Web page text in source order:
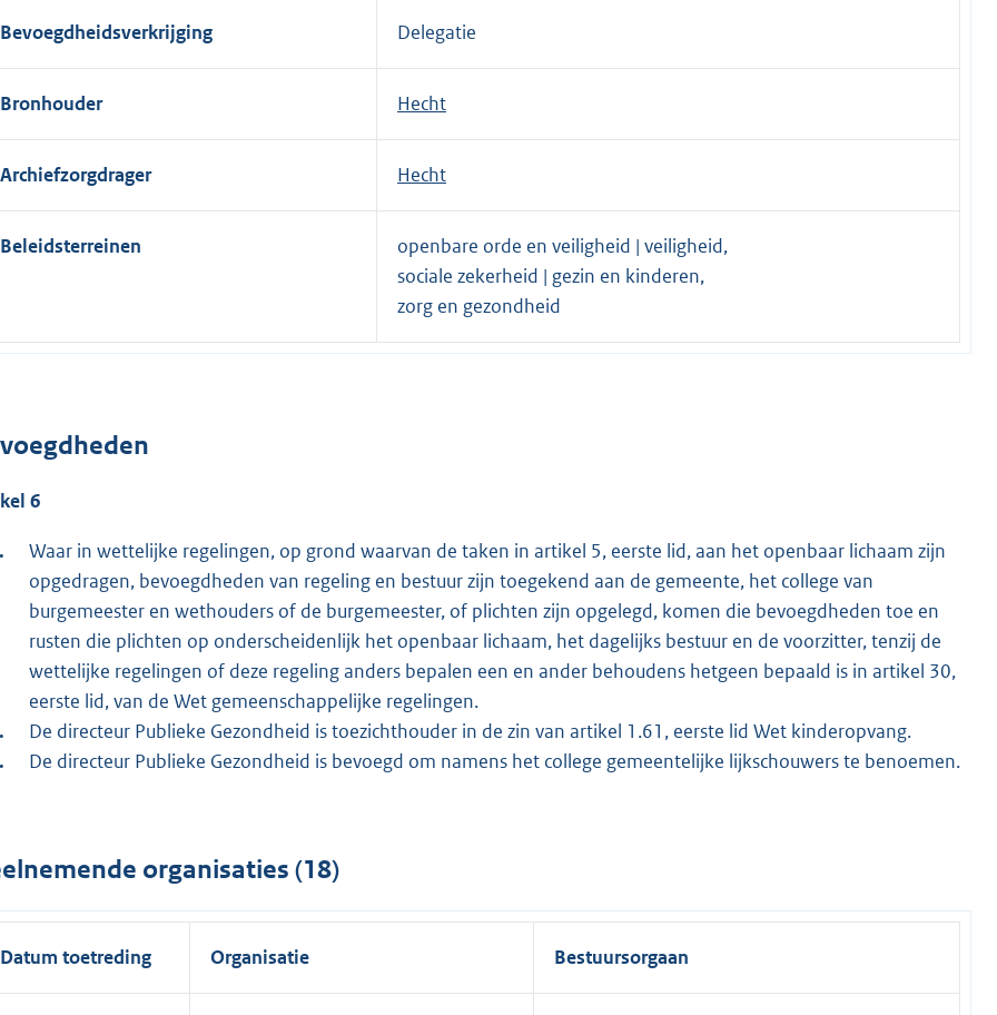
Bevoegdheidsverkrijging Delegatie
Bronhouder Hecht
Archiefzorgdrager Hecht
Beleidsterreinen
openbare orde en veiligheid | veiligheid,
sociale zekerheid | gezin en kinderen,
zorg en gezondheid
6
Waar in wettelijke regelingen, op grond waarvan de taken in artikel 5, eerste lid, aan het openbaar lichaam zijn
opgedragen, bevoegdheden van regeling en bestuur zijn toegekend aan de gemeente, het college van
burgemeester en wethouders of de burgemeester, of plichten zijn opgelegd, komen die bevoegdheden toe en
rusten die plichten op onderscheidenlijk het openbaar lichaam, het dagelijks bestuur en de voorzitter, tenzij de
wettelijke regelingen of deze regeling anders bepalen een en ander behoudens hetgeen bepaald is in artikel 30,
eerste lid, van de Wet gemeenschappelijke regelingen.
De directeur Publieke Gezondheid is toezichthouder in de zin van artikel 1.61, eerste lid Wet kinderopvang.
De directeur Publieke Gezondheid is bevoegd om namens het college gemeentelijke lijkschouwers te benoemen.
organisaties (18)
Datum toetreding Organisatie Bestuursorgaan